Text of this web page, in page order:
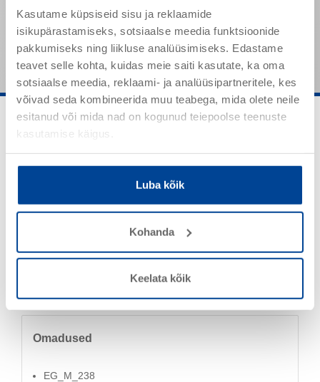
Kasutame küpsiseid sisu ja reklaamide
isikupärastamiseks, sotsiaalse meedia funktsioonide
pakkumiseks ning liikluse analüüsimiseks. Edastame
teavet selle kohta, kuidas meie saiti kasutate, ka oma
sotsiaalse meedia, reklaami- ja analüüsipartneritele, kes
võivad seda kombineerida muu teabega, mida olete neile
esitanud või mida nad on kogunud teiepoolse teenuste
kasutamise käigus.
Luba kõik
Kohanda
Keelata kõik
Nimetatud väärtused on tüüpilised tooteomadused ja need
ei ole siduvate toote spetsifikatsioonidena mõistetavad.
Kasutusala
AW_M_627
Omadused
EG_M_238